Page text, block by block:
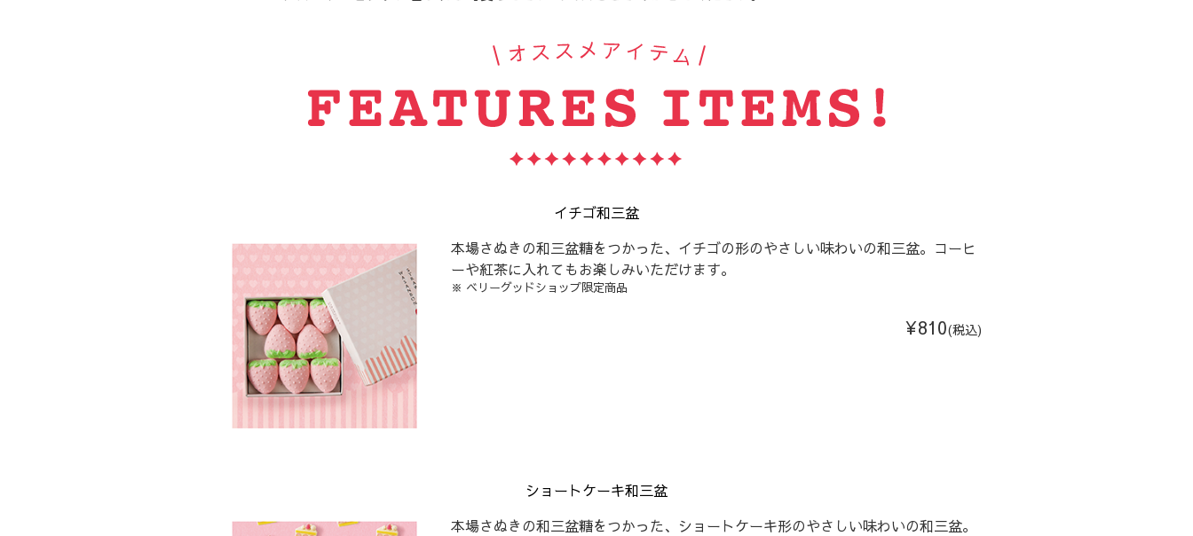
イチゴ和三盆
本場さぬきの和三盆糖をつかった、イチゴの形のやさしい味わいの和三盆。コーヒ
ーや紅茶に入れてもお楽しみいただけます。
※ ベリーグッドショップ限定商品
¥810(税込)
ショートケーキ和三盆
本場さぬきの和三盆糖をつかった、ショートケーキ形のやさしい味わいの和三盆。